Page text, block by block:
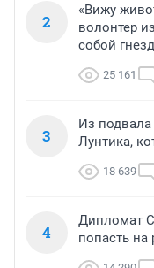
2
«Вижу
волонтер
собой
25 161
3
Из
Лунтика,
18 639
4
Дипломат
попасть